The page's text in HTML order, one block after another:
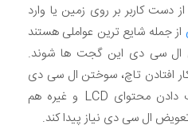
دست کاربر بر روی زمین یا وارد
از جمله شایع ترین عواملی هستند
ال سی دی این گجت ها شوند.
افتادن تاچ، سوختن ال سی دی
در اثر آب خوردگی، تغییر رنگ دادن محتوای LCD و غیره هم
ال سی دی نیاز پیدا کند.